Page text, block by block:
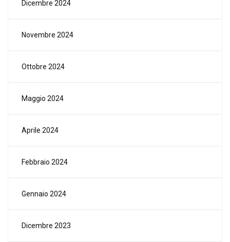
Dicembre 2024
Novembre 2024
Ottobre 2024
Maggio 2024
Aprile 2024
Febbraio 2024
Gennaio 2024
Dicembre 2023